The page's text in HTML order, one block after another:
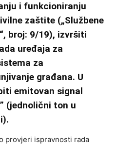
i funkcioniranju
zaštite („Službene
broj: 9/19), izvršiti
uređaja za
za
građana. U
emitovan signal
(jednolični ton u
provjeri ispravnosti rada